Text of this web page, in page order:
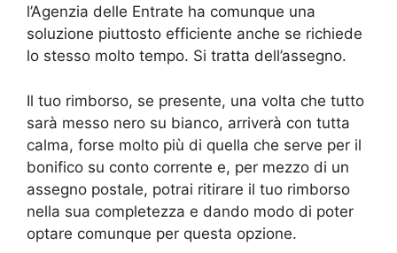
l’Agenzia delle Entrate ha comunque una
soluzione piuttosto efficiente anche se richiede
lo stesso molto tempo. Si tratta dell’assegno.
Il tuo rimborso, se presente, una volta che tutto
sarà messo nero su bianco, arriverà con tutta
calma, forse molto più di quella che serve per il
bonifico su conto corrente e, per mezzo di un
assegno postale, potrai ritirare il tuo rimborso
nella sua completezza e dando modo di poter
optare comunque per questa opzione.